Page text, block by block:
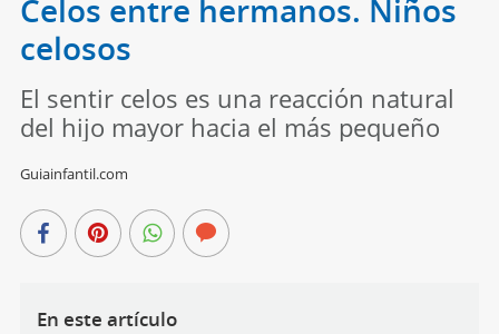
Celos entre hermanos. Niños
celosos
El sentir celos es una reacción natural
del hijo mayor hacia el más pequeño
Guiainfantil.com
En este artículo